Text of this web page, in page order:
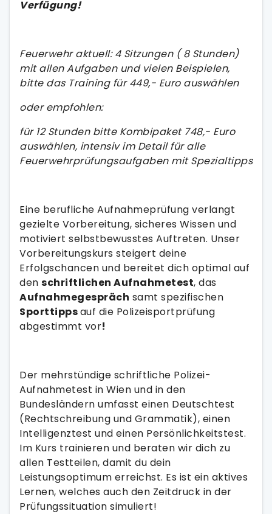
Verfügung!
Feuerwehr aktuell: 4 Sitzungen ( 8 Stunden)
mit allen Aufgaben und vielen Beispielen,
bitte das Training für 449,- Euro auswählen
oder empfohlen:
für 12 Stunden bitte Kombipaket 748,- Euro
auswählen, intensiv im Detail für alle
Feuerwehrprüfungsaufgaben mit Spezialtipps
Eine berufliche Aufnahmeprüfung verlangt
gezielte Vorbereitung, sicheres Wissen und
motiviert selbstbewusstes Auftreten. Unser
Vorbereitungskurs steigert deine
Erfolgschancen und bereitet dich optimal auf
den schriftlichen Aufnahmetest, das
Aufnahmegespräch samt spezifischen
Sporttippsauf die Polizeisportprüfung
abgestimmt vor!
Der mehrstündige schriftliche Polizei-
Aufnahmetest in Wien und in den
Bundesländern umfasst einen Deutschtest
(Rechtschreibung und Grammatik), einen
Intelligenztest und einen Persönlichkeitstest.
Im Kurs trainieren und beraten wir dich zu
allen Testteilen, damit du dein
Leistungsoptimum erreichst. Es ist ein aktives
Lernen, welches auch den Zeitdruck in der
Prüfungssituation simuliert!